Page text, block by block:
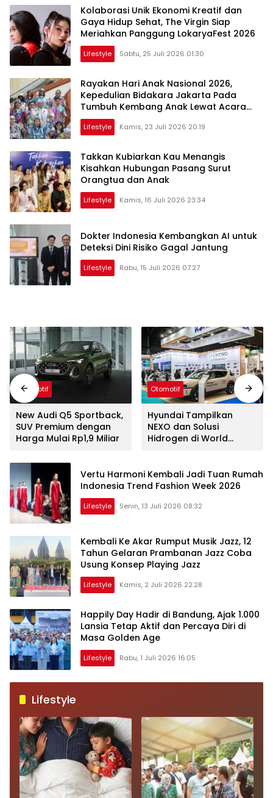
Kolaborasi Unik Ekonomi Kreatif dan
Gaya Hidup Sehat, The Virgin Siap
Meriahkan Panggung LokaryaFest 2026
Lifestyle Sabtu, 25 Juli 2026 01:30
Rayakan Hari Anak Nasional 2026,
Kepedulian Bidakara Jakarta Pada
Tumbuh Kembang Anak Lewat Acara
Where Hope Begins
Lifestyle Kamis, 23 Juli 2026 20:19
Takkan Kubiarkan Kau Menangis
Kisahkan Hubungan Pasang Surut
Orangtua dan Anak
Lifestyle Kamis, 16 Juli 2026 23:34
Dokter Indonesia Kembangkan AI untuk
Deteksi Dini Risiko Gagal Jantung
Lifestyle Rabu, 15 Juli 2026 07:27
Otomotif
New Audi Q5 Sportback,
SUV Premium dengan
Harga Mulai Rp1,9 Miliar
Otomotif
Hyundai Tampilkan
NEXO dan Solusi
Hidrogen di World
Vertu Harmoni Kembali Jadi Tuan Rumah
Indonesia Trend Fashion Week 2026
Lifestyle Senin, 13 Juli 2026 08:32
Kembali Ke Akar Rumput Musik Jazz, 12
Tahun Gelaran Prambanan Jazz Coba
Usung Konsep Playing Jazz
Lifestyle Kamis, 2 Juli 2026 22:28
Happily Day Hadir di Bandung, Ajak 1.000
Lansia Tetap Aktif dan Percaya Diri di
Masa Golden Age
Lifestyle Rabu, 1 Juli 2026 16:05
Lifestyle